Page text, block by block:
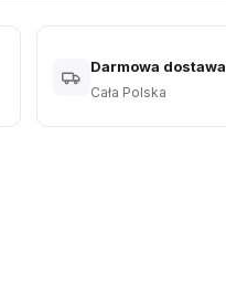
Darmowa dostawa
Cała Polska